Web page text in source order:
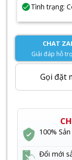
Tình trạng:
CHAT
Giải đáp hỗ
Gọi đặt
100%
Đổi mới